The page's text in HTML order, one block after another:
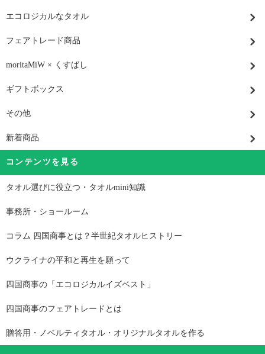
エコロジカルなタオル
フェアトレード商品
moritaMiW × くすばし
ギフトボックス
その他
新着商品
コンテンツを見る
タオル選びに役立つ・タオルmini知識
事務所・ショールーム
コラム 四国商事とは？半世紀タオルヒストリー
ウクライナの平和と再生を願って
四国商事の「エコロジカルイズベスト」
四国商事のフェアトレードとは
贈答用・ノベルティタオル・オリジナルタオルを作る